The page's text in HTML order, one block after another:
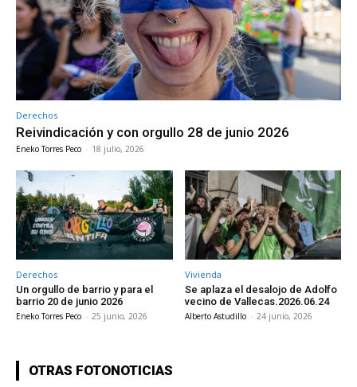
Derechos
Reivindicación y con orgullo 28 de junio 2026
Eneko Torres Peco - 18 julio, 2026
Derechos
Un orgullo de barrio y para el
barrio 20 de junio 2026
Eneko Torres Peco - 25 junio, 2026
Vivienda
Se aplaza el desalojo de Adolfo
vecino de Vallecas.2026.06.24
Alberto Astudillo - 24 junio, 2026
OTRAS FOTONOTICIAS